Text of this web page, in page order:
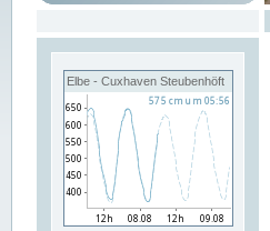
Elbe - Cuxhaven Steubenhöft